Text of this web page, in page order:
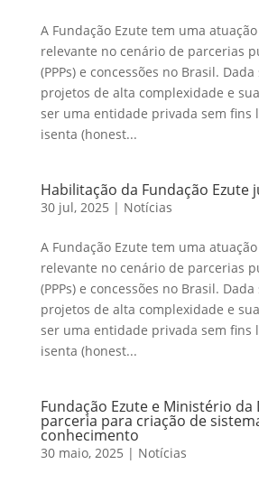
A Fundação Ezute tem uma
relevante no cenário de parcerias
(PPPs) e concessões no Brasil.
projetos de alta complexidade e
ser uma entidade privada sem fins
isenta (honest...
Habilitação da Fundação Ezute
30 jul, 2025 | Notícias
A Fundação Ezute tem uma
relevante no cenário de parcerias
(PPPs) e concessões no Brasil.
projetos de alta complexidade e
ser uma entidade privada sem fins
isenta (honest...
Fundação Ezute e Ministério da
parceria para criação de
conhecimento
30 maio, 2025 | Notícias